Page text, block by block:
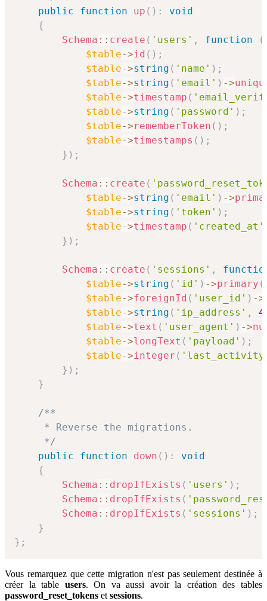
public
function up ( ) :
void
{
Schema :: create ( 'users' , function (
$table->id ( ) ;
$table->string ( 'name' ) ;
$table->string ( 'email' ) ->
$table->timestamp (
$table->string ( 'password' ) ;
$table->rememberToken ( ) ;
$table->timestamps ( ) ;
} ) ;
Schema :: create (
$table->string ( 'email' ) ->
$table->string ( 'token' ) ;
$table->timestamp ( 'created_at'
} ) ;
Schema :: create ( 'sessions' ,
$table->string ( 'id' ) ->primary (
$table->foreignId ( 'user_id' ) ->
$table->string ( 'ip_address' ,
$table->text ( 'user_agent' ) ->
$table->longText ( 'payload' ) ;
$table->integer (
} ) ;
}
/**
     * Reverse the migrations.
     */
public
function down ( ) :
void
{
Schema :: dropIfExists ( 'users' ) ;
Schema :: dropIfExists (
Schema :: dropIfExists ( 'sessions' ) ;
}
} ;
Vous remarquez que cette migration n'est pas seulement destinée à
créer la table users. On va aussi avoir la création des tables
password_reset_tokens et sessions.